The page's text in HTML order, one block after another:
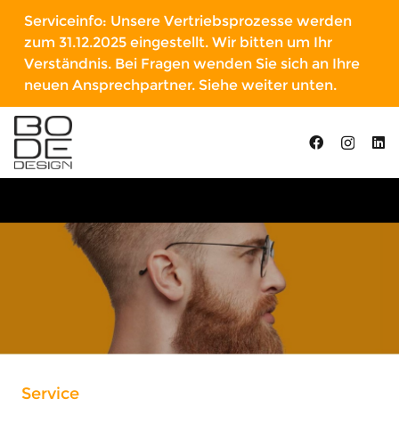
Serviceinfo: Unsere Vertriebsprozesse werden
zum 31.12.2025 eingestellt. Wir bitten um Ihr
Verständnis. Bei Fragen wenden Sie sich an Ihre
neuen Ansprechpartner. Siehe weiter unten.
Service